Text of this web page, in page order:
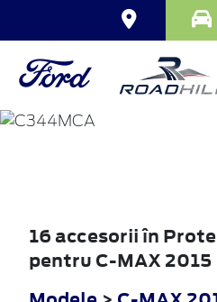
C-MAX
16 accesorii în
pentru C-MAX 2015